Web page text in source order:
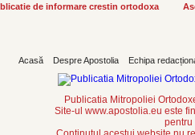
de informare crestin ortodoxa
Acasă Despre Apostolia Echipa
Publicatia Mitropoliei
Site-ul www.apostolia.eu este
pentru